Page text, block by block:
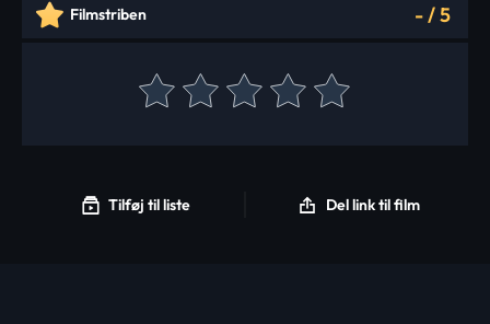
Filmstriben -/5
Tilføj til liste Del link til film